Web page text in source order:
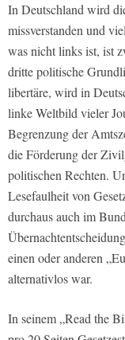
In Deutschland wird
missverstanden und
was nicht links ist, ist
dritte politische
libertäre, wird in
linke Weltbild vieler
Begrenzung der
die Förderung der
politischen Rechten.
Lesefaulheit von
durchaus auch im
einen oder anderen
alternativlos war.
In seinem „Read the